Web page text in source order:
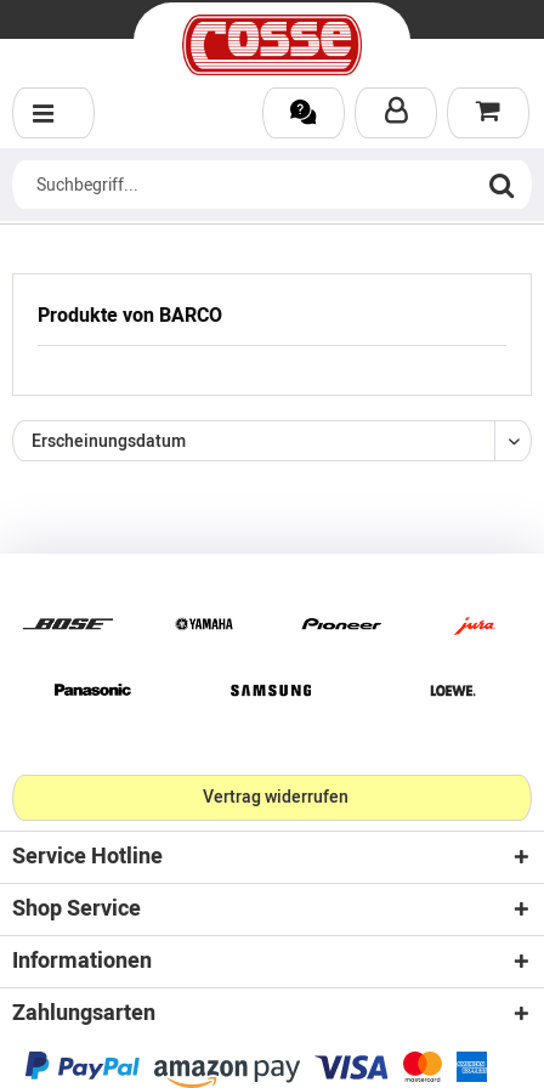
Produkte von BARCO
Vertrag widerrufen
Service Hotline
Shop Service
Informationen
Zahlungsarten